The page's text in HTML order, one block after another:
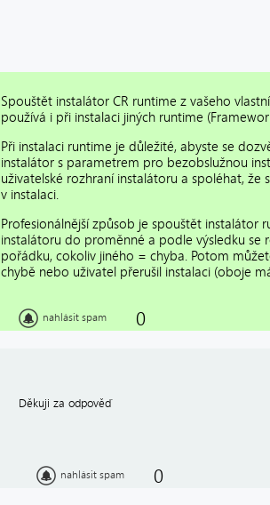
Spouštět instalátor CR runtime z vašeho
používá i při instalaci jiných runtime
Při instalaci runtime je důležité, abyste se
instalátor s parametrem pro bezobslužnou
uživatelské rozhraní instalátoru a spoléhat,
v instalaci.
Profesionálnější způsob je spouštět instalátor
instalátoru do proměnné a podle výsledku
pořádku, cokoliv jiného = chyba. Potom
chybě nebo uživatel přerušil instalaci (oboje
nahlásit spam 0
Děkuji za odpověď
nahlásit spam 0